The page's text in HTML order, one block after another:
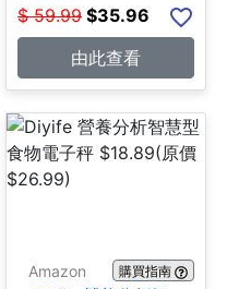
$ 59.99 $35.96
由此查看
Amazon 購買指南